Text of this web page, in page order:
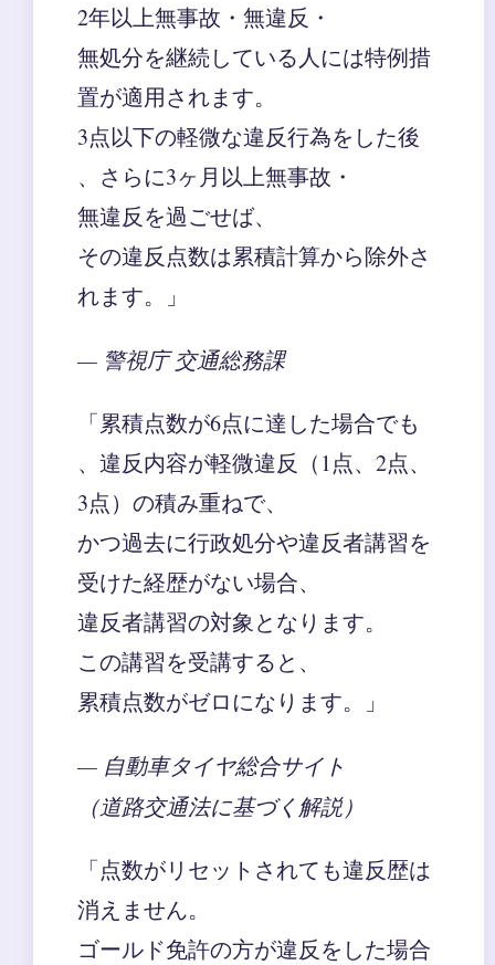
2年以上無事故・無違反・
無処分を継続している人には特例措
置が適用されます。
3点以下の軽微な違反行為をした後
、さらに3ヶ月以上無事故・
無違反を過ごせば、
その違反点数は累積計算から除外さ
れます。」
— 警視庁 交通総務課
「累積点数が6点に達した場合でも
、違反内容が軽微違反（1点、2点、
3点）の積み重ねで、
かつ過去に行政処分や違反者講習を
受けた経歴がない場合、
違反者講習の対象となります。
この講習を受講すると、
累積点数がゼロになります。」
— 自動車タイヤ総合サイト
（道路交通法に基づく解説）
「点数がリセットされても違反歴は
消えません。
ゴールド免許の方が違反をした場合